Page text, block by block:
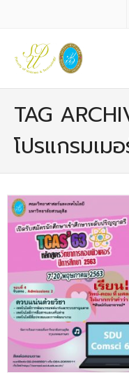
- ปรัชญาการจัดการศึกษา
- ประวัติความเป็นมาของค
- บุคลากร
- - สำนักงานคณะวิทยาศาสต
- - บุคลากรวิชาการ
- - บุคลากรสนับสนุน
หลักสูตร
TAG
โปรแกรมเม